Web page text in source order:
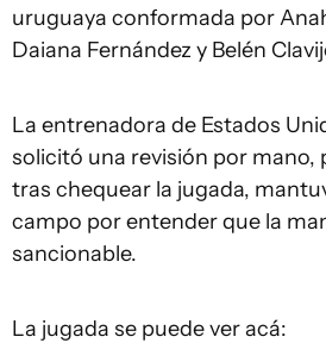
uruguaya conformada por
Daiana Fernández y Belén
La entrenadora de Estados
solicitó una revisión por mano,
tras chequear la jugada,
campo por entender que la
sancionable.
La jugada se puede ver acá: